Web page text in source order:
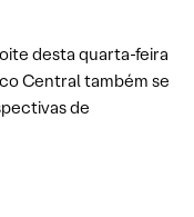
desta quarta-feira
Central também se
de